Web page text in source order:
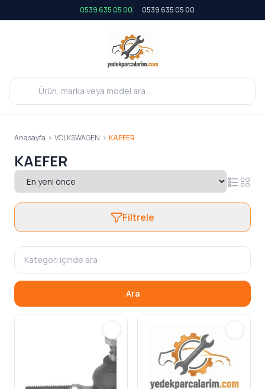
0539 635 05 00 0539 635 05 00
Anasayfa > VOLKSWAGEN > KAEFER
KAEFER
Filtrele
Ara